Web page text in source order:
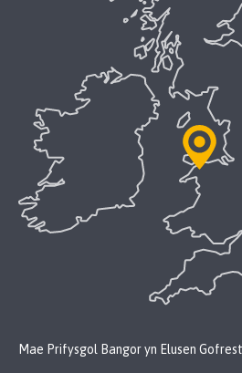
Mae Prifysgol Bangor yn Elusen